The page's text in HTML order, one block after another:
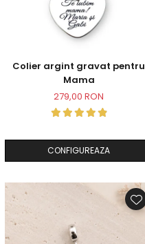
Colier argint gravat pentru
Mama
279,00 RON
CONFIGUREAZA